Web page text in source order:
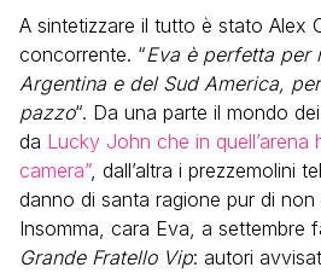
A sintetizzare il tutto è stato Alex
concorrente. “Eva è perfetta per
Argentina e del Sud America,
pazzo“. Da una parte il mondo
da Lucky John che in
camera”, dall’altra i prezzemolini
danno di santa ragione pur di non
Insomma, cara Eva, a settembre
Grande Fratello Vip: autori